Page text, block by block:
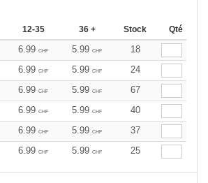
12-35 36 + Stock Qté
6.99 CHF 5.99 CHF
18
6.99 CHF 5.99 CHF
24
6.99 CHF 5.99 CHF
67
6.99 CHF 5.99 CHF
40
6.99 CHF 5.99 CHF
37
6.99 CHF 5.99 CHF 25